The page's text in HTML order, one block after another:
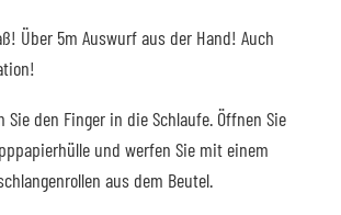
Über 5m Auswurf aus der Hand! Auch
Sie den Finger in die Schlaufe. Öffnen Sie
und werfen Sie mit einem
aus dem Beutel.